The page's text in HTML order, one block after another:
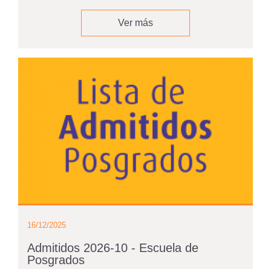
Ver más
16/12/2025
Admitidos 2026-10 - Escuela de
Posgrados